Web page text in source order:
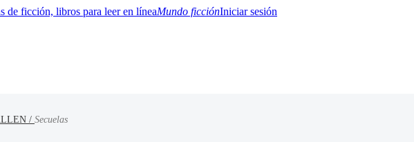
Mundo ficciónIniciar sesión
/ Secuelas